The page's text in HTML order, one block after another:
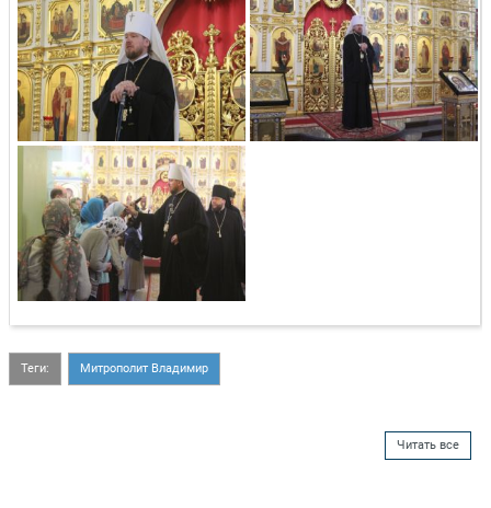
Теги: Митрополит Владимир
Читать все